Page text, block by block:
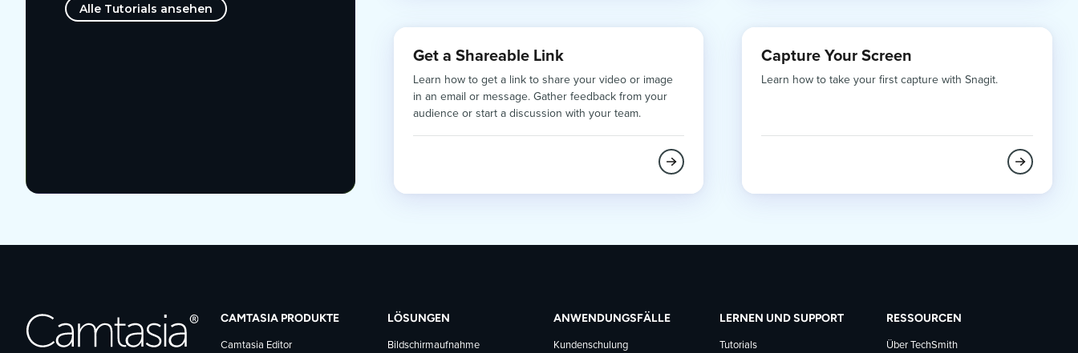
Alle Tutorials ansehen
Get a Shareable Link
Learn how to get a link to share your video or image
in an email or message. Gather feedback from your
audience or start a discussion with your team.
Capture Your Screen
Learn how to take your first capture with Snagit.
CAMTASIA PRODUKTE
Camtasia Editor
LÖSUNGEN
Bildschirmaufnahme
ANWENDUNGSFÄLLE
Kundenschulung
LERNEN UND SUPPORT
Tutorials
RESSOURCEN
Über TechSmith